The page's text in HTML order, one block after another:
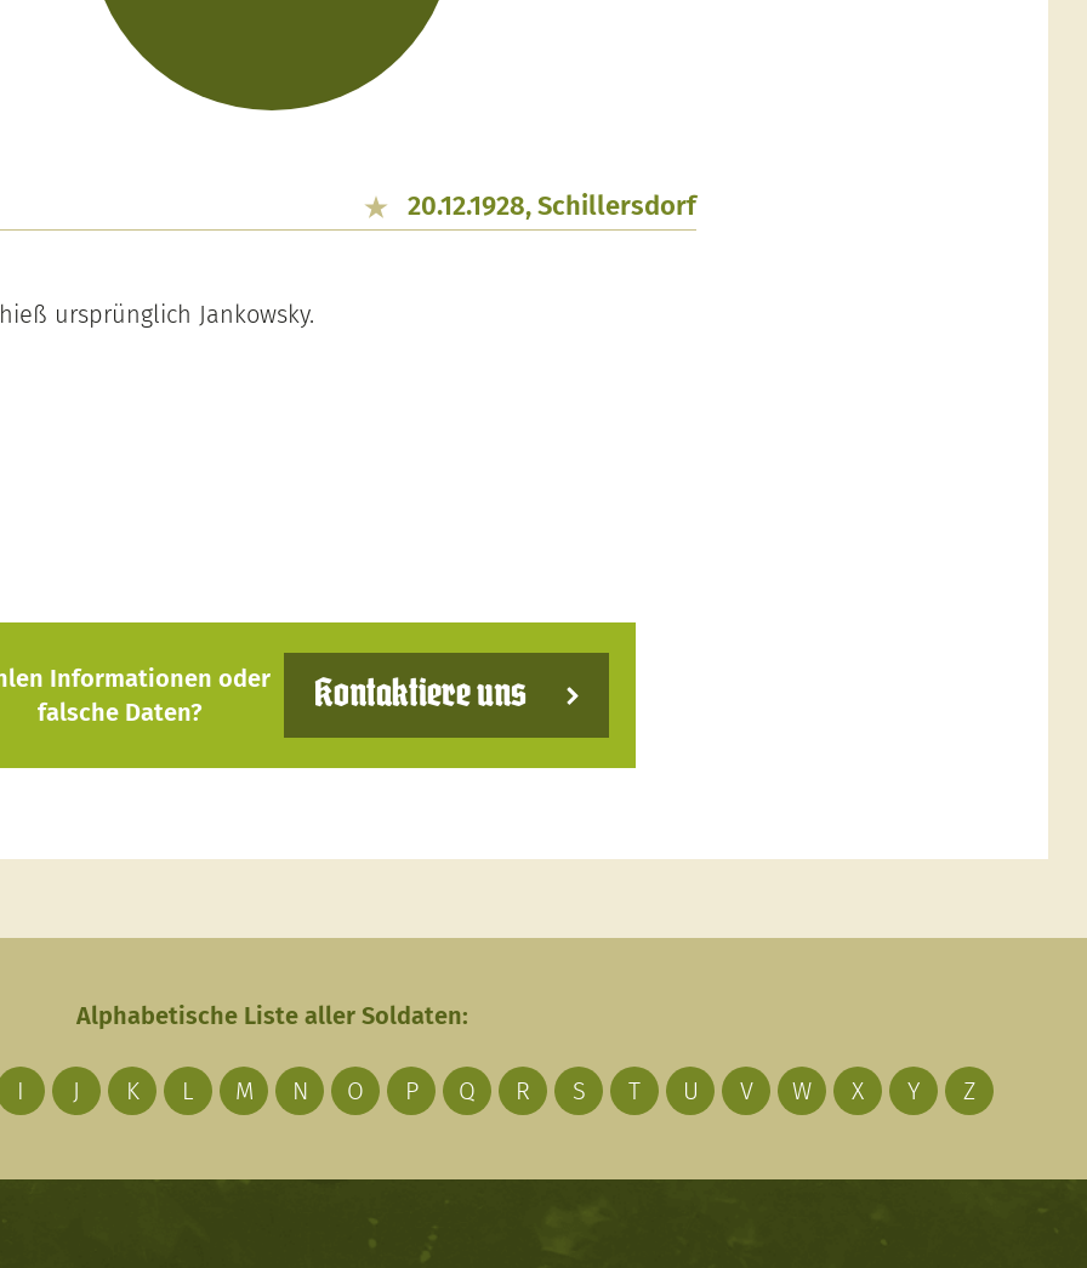
20.12.1928, Schillersdorf
ursprünglich Jankowsky.
Informationen oder
falsche Daten?
Kontaktiere uns
Alphabetische Liste aller Soldaten:
I J K L M N O P Q R S T U V W X Y Z